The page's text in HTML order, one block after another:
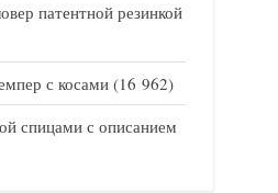
патентной резинкой
с косами (16 962)
спицами с описанием